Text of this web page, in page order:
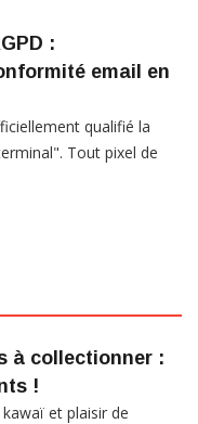
:
email en
qualifié la
Tout pixel de
à collectionner :
!
et plaisir de